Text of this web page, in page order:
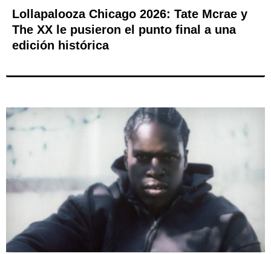
Lollapalooza Chicago 2026: Tate Mcrae y
The XX le pusieron el punto final a una
edición histórica